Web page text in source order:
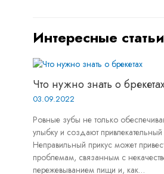
Интересные статьи
Что нужно знать о
03.09.2022
Ровные зубы не только
улыбку и создают
Неправильный прикус может
проблемам, связанным с
пережевыванием пищи и, как…